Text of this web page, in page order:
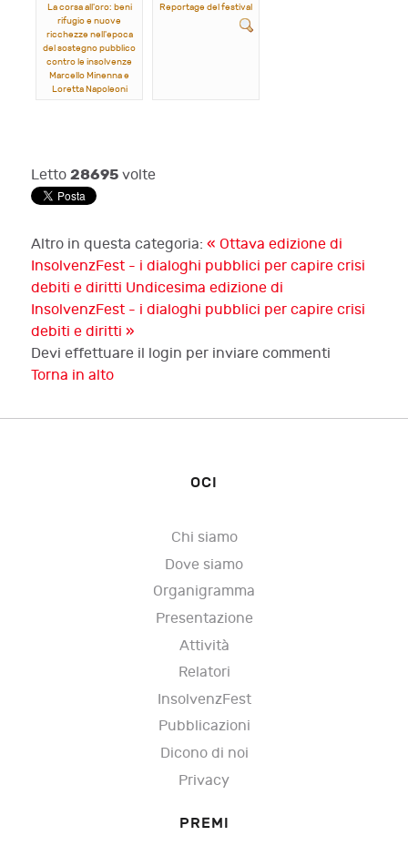
La corsa all'oro: beni
rifugio e nuove
ricchezze nell'epoca
del sostegno pubblico
contro le insolvenze
Marcello Minenna e
Loretta Napoleoni
Reportage del festival
Letto 28695 volte
Altro in questa categoria: « Ottava edizione di
InsolvenzFest - i dialoghi pubblici per capire crisi
debiti e diritti Undicesima edizione di
InsolvenzFest - i dialoghi pubblici per capire crisi
debiti e diritti »
Devi effettuare il login per inviare commenti
Torna in alto
OCI
Chi siamo
Dove siamo
Organigramma
Presentazione
Attività
Relatori
InsolvenzFest
Pubblicazioni
Dicono di noi
Privacy
PREMI